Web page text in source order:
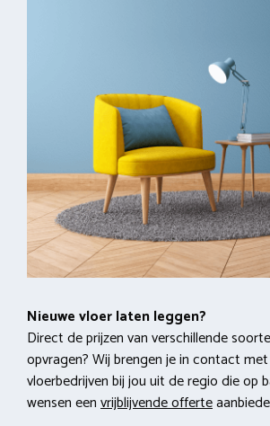
Nieuwe vloer laten leggen?
Direct de prijzen van verschillende
opvragen? Wij brengen je in contact
vloerbedrijven bij jou uit de regio die op
wensen eenvrijblijvende offerte